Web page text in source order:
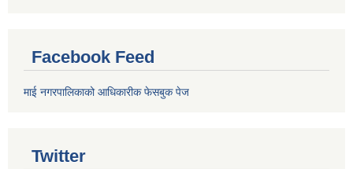
Facebook Feed
माई नगरपालिकाको आधिकारीक फेसबुक पेज
Twitter